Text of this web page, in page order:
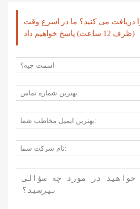
دریافت می کنید؟ ما در اسرع وقت
(ظرف 12 ساعت) پاسخ خواهیم داد